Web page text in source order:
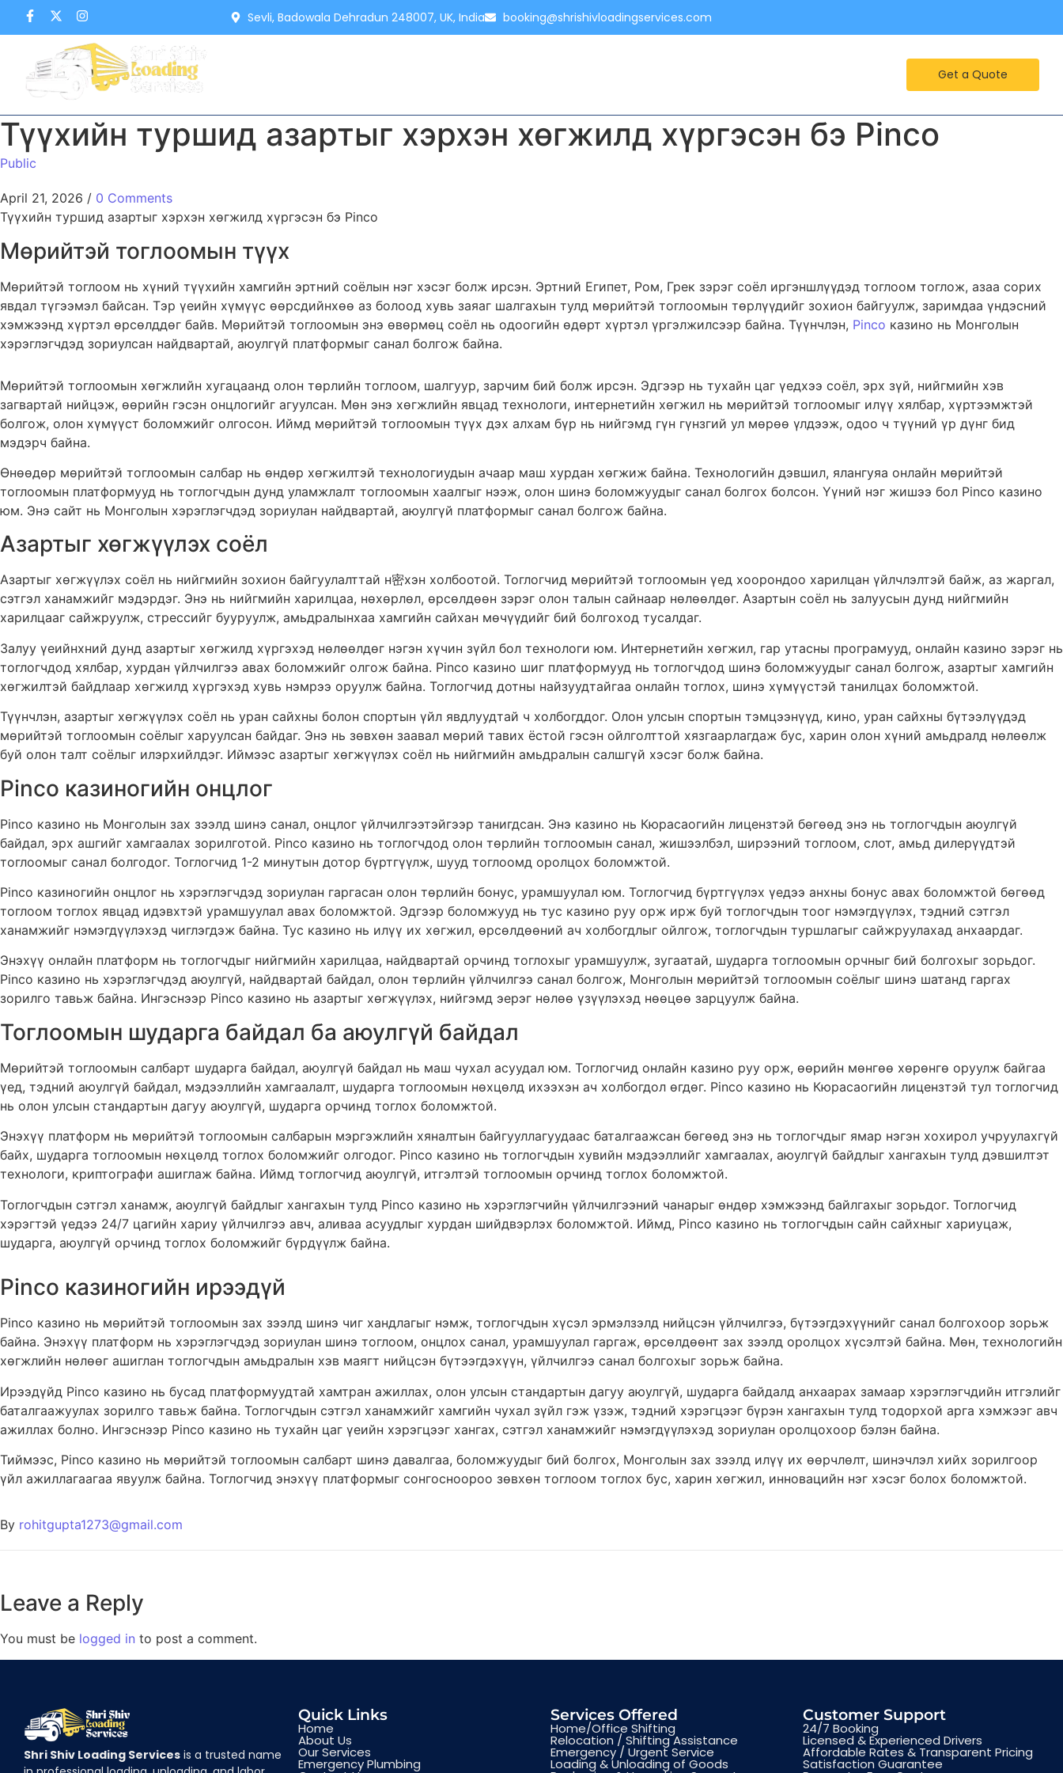
Sevli, Badowala Dehradun 248007, UK, India booking@shrishivloadingservices.com
Get a Quote
Түүхийн туршид азартыг хэрхэн хөгжилд хүргэсэн бэ Pinco
Public
April 21, 2026 / 0 Comments
Түүхийн туршид азартыг хэрхэн хөгжилд хүргэсэн бэ Pinco
Мөрийтэй тоглоомын түүх
Мөрийтэй тоглоом нь хүний түүхийн хамгийн эртний соёлын нэг хэсэг болж ирсэн. Эртний Египет, Ром, Грек зэрэг соёл иргэншлүүдэд тоглоом тоглож, азаа сорих
явдал түгээмэл байсан. Тэр үеийн хүмүүс өөрсдийнхөө аз болоод хувь заяаг шалгахын тулд мөрийтэй тоглоомын төрлүүдийг зохион байгуулж, заримдаа үндэсний
хэмжээнд хүртэл өрсөлддөг байв. Мөрийтэй тоглоомын энэ өвөрмөц соёл нь одоогийн өдөрт хүртэл үргэлжилсээр байна. Түүнчлэн, Pinco казино нь Монголын
хэрэглэгчдэд зориулсан найдвартай, аюулгүй платформыг санал болгож байна.
Мөрийтэй тоглоомын хөгжлийн хугацаанд олон төрлийн тоглоом, шалгуур, зарчим бий болж ирсэн. Эдгээр нь тухайн цаг үедхээ соёл, эрх зүй, нийгмийн хэв
загвартай нийцэж, өөрийн гэсэн онцлогийг агуулсан. Мөн энэ хөгжлийн явцад технологи, интернетийн хөгжил нь мөрийтэй тоглоомыг илүү хялбар, хүртээмжтэй
болгож, олон хүмүүст боломжийг олгосон. Иймд мөрийтэй тоглоомын түүх дэх алхам бүр нь нийгэмд гүн гүнзгий ул мөрөө үлдээж, одоо ч түүний үр дүнг бид
мэдэрч байна.
Өнөөдөр мөрийтэй тоглоомын салбар нь өндөр хөгжилтэй технологиудын ачаар маш хурдан хөгжиж байна. Технологийн дэвшил, ялангуяа онлайн мөрийтэй
тоглоомын платформууд нь тоглогчдын дунд уламжлалт тоглоомын хаалгыг нээж, олон шинэ боломжуудыг санал болгох болсон. Үүний нэг жишээ бол Pinco казино
юм. Энэ сайт нь Монголын хэрэглэгчдэд зориулан найдвартай, аюулгүй платформыг санал болгож байна.
Азартыг хөгжүүлэх соёл
Азартыг хөгжүүлэх соёл нь нийгмийн зохион байгуулалттай н密хэн холбоотой. Тоглогчид мөрийтэй тоглоомын үед хоорондоо харилцан үйлчлэлтэй байж, аз жаргал,
сэтгэл ханамжийг мэдэрдэг. Энэ нь нийгмийн харилцаа, нөхөрлөл, өрсөлдөөн зэрэг олон талын сайнаар нөлөөлдөг. Азартын соёл нь залуусын дунд нийгмийн
харилцааг сайжруулж, стрессийг бууруулж, амьдралынхаа хамгийн сайхан мөчүүдийг бий болгоход тусалдаг.
Залуу үеийнхний дунд азартыг хөгжилд хүргэхэд нөлөөлдөг нэгэн хүчин зүйл бол технологи юм. Интернетийн хөгжил, гар утасны програмууд, онлайн казино зэрэг нь
тоглогчдод хялбар, хурдан үйлчилгээ авах боломжийг олгож байна. Pinco казино шиг платформууд нь тоглогчдод шинэ боломжуудыг санал болгож, азартыг хамгийн
хөгжилтэй байдлаар хөгжилд хүргэхэд хувь нэмрээ оруулж байна. Тоглогчид дотны найзуудтайгаа онлайн тоглох, шинэ хүмүүстэй танилцах боломжтой.
Түүнчлэн, азартыг хөгжүүлэх соёл нь уран сайхны болон спортын үйл явдлуудтай ч холбогддог. Олон улсын спортын тэмцээнүүд, кино, уран сайхны бүтээлүүдэд
мөрийтэй тоглоомын соёлыг харуулсан байдаг. Энэ нь зөвхөн заавал мөрий тавих ёстой гэсэн ойлголттой хязгаарлагдаж бус, харин олон хүний амьдралд нөлөөлж
буй олон талт соёлыг илэрхийлдэг. Иймээс азартыг хөгжүүлэх соёл нь нийгмийн амьдралын салшгүй хэсэг болж байна.
Pinco казиногийн онцлог
Pinco казино нь Монголын зах зээлд шинэ санал, онцлог үйлчилгээтэйгээр танигдсан. Энэ казино нь Кюрасаогийн лицензтэй бөгөөд энэ нь тоглогчдын аюулгүй
байдал, эрх ашгийг хамгаалах зорилготой. Pinco казино нь тоглогчдод олон төрлийн тоглоомын санал, жишээлбэл, ширээний тоглоом, слот, амьд дилерүүдтэй
тоглоомыг санал болгодог. Тоглогчид 1-2 минутын дотор бүртгүүлж, шууд тоглоомд оролцох боломжтой.
Pinco казиногийн онцлог нь хэрэглэгчдэд зориулан гаргасан олон төрлийн бонус, урамшуулал юм. Тоглогчид бүртгүүлэх үедээ анхны бонус авах боломжтой бөгөөд
тоглоом тоглох явцад идэвхтэй урамшуулал авах боломжтой. Эдгээр боломжууд нь тус казино руу орж ирж буй тоглогчдын тоог нэмэгдүүлэх, тэдний сэтгэл
ханамжийг нэмэгдүүлэхэд чиглэгдэж байна. Тус казино нь илүү их хөгжил, өрсөлдөөний ач холбогдлыг ойлгож, тоглогчдын туршлагыг сайжруулахад анхаардаг.
Энэхүү онлайн платформ нь тоглогчдыг нийгмийн харилцаа, найдвартай орчинд тоглохыг урамшуулж, зугаатай, шударга тоглоомын орчныг бий болгохыг зорьдог.
Pinco казино нь хэрэглэгчдэд аюулгүй, найдвартай байдал, олон төрлийн үйлчилгээ санал болгож, Монголын мөрийтэй тоглоомын соёлыг шинэ шатанд гаргах
зорилго тавьж байна. Ингэснээр Pinco казино нь азартыг хөгжүүлэх, нийгэмд эерэг нөлөө үзүүлэхэд нөөцөө зарцуулж байна.
Тоглоомын шударга байдал ба аюулгүй байдал
Мөрийтэй тоглоомын салбарт шударга байдал, аюулгүй байдал нь маш чухал асуудал юм. Тоглогчид онлайн казино руу орж, өөрийн мөнгөө хөрөнгө оруулж байгаа
үед, тэдний аюулгүй байдал, мэдээллийн хамгаалалт, шударга тоглоомын нөхцөлд ихээхэн ач холбогдол өгдөг. Pinco казино нь Кюрасаогийн лицензтэй тул тоглогчид
нь олон улсын стандартын дагуу аюулгүй, шударга орчинд тоглох боломжтой.
Энэхүү платформ нь мөрийтэй тоглоомын салбарын мэргэжлийн хяналтын байгууллагуудаас баталгаажсан бөгөөд энэ нь тоглогчдыг ямар нэгэн хохирол учруулахгүй
байх, шударга тоглоомын нөхцөлд тоглох боломжийг олгодог. Pinco казино нь тоглогчдын хувийн мэдээллийг хамгаалах, аюулгүй байдлыг хангахын тулд дэвшилтэт
технологи, криптографи ашиглаж байна. Иймд тоглогчид аюулгүй, итгэлтэй тоглоомын орчинд тоглох боломжтой.
Тоглогчдын сэтгэл ханамж, аюулгүй байдлыг хангахын тулд Pinco казино нь хэрэглэгчийн үйлчилгээний чанарыг өндөр хэмжээнд байлгахыг зорьдог. Тоглогчид
хэрэгтэй үедээ 24/7 цагийн хариу үйлчилгээ авч, аливаа асуудлыг хурдан шийдвэрлэх боломжтой. Иймд, Pinco казино нь тоглогчдын сайн сайхныг хариуцаж,
шударга, аюулгүй орчинд тоглох боломжийг бүрдүүлж байна.
Pinco казиногийн ирээдүй
Pinco казино нь мөрийтэй тоглоомын зах зээлд шинэ чиг хандлагыг нэмж, тоглогчдын хүсэл эрмэлзэлд нийцсэн үйлчилгээ, бүтээгдэхүүнийг санал болгохоор зорьж
байна. Энэхүү платформ нь хэрэглэгчдэд зориулан шинэ тоглоом, онцлох санал, урамшуулал гаргаж, өрсөлдөөнт зах зээлд оролцох хүсэлтэй байна. Мөн, технологийн
хөгжлийн нөлөөг ашиглан тоглогчдын амьдралын хэв маягт нийцсэн бүтээгдэхүүн, үйлчилгээ санал болгохыг зорьж байна.
Ирээдүйд Pinco казино нь бусад платформуудтай хамтран ажиллах, олон улсын стандартын дагуу аюулгүй, шударга байдалд анхаарах замаар хэрэглэгчдийн итгэлийг
баталгаажуулах зорилго тавьж байна. Тоглогчдын сэтгэл ханамжийг хамгийн чухал зүйл гэж үзэж, тэдний хэрэгцээг бүрэн хангахын тулд тодорхой арга хэмжээг авч
ажиллах болно. Ингэснээр Pinco казино нь тухайн цаг үеийн хэрэгцээг хангах, сэтгэл ханамжийг нэмэгдүүлэхэд зориулан оролцохоор бэлэн байна.
Тиймээс, Pinco казино нь мөрийтэй тоглоомын салбарт шинэ давалгаа, боломжуудыг бий болгох, Монголын зах зээлд илүү их өөрчлөлт, шинэчлэл хийх зорилгоор
үйл ажиллагаагаа явуулж байна. Тоглогчид энэхүү платформыг сонгосноороо зөвхөн тоглоом тоглох бус, харин хөгжил, инновацийн нэг хэсэг болох боломжтой.
By rohitgupta1273@gmail.com
Leave a Reply
You must be logged in to post a comment.
Shri Shiv Loading Services is a trusted name
Quick Links
Home
About Us
Our Services
Emergency Plumbing
Services Offered
Home/Office Shifting
Relocation / Shifting Assistance
Emergency / Urgent Service
Loading & Unloading of Goods
Customer Support
24/7 Booking
Licensed & Experienced Drivers
Affordable Rates & Transparent Pricing
Satisfaction Guarantee